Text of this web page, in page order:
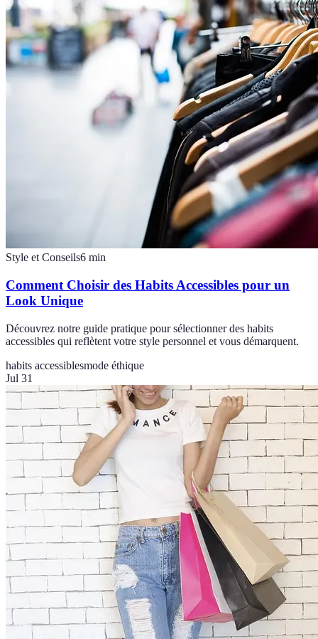
Style et Conseils6 min
Comment Choisir des Habits Accessibles pour un
Look Unique
Découvrez notre guide pratique pour sélectionner des habits
accessibles qui reflètent votre style personnel et vous démarquent.
habits accessiblesmode éthique
Jul 31